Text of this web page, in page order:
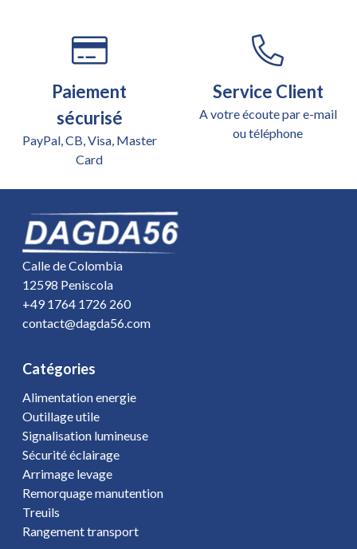
Paiement
sécurisé
PayPal, CB, Visa, Master
Card
Service Client
A votre écoute par e-mail
ou téléphone
Calle de Colombia
12598 Peniscola
+49 1764 1726 260
contact@dagda56.com
Catégories
Alimentation energie
Outillage utile
Signalisation lumineuse
Sécurité éclairage
Arrimage levage
Remorquage manutention
Treuils
Rangement transport